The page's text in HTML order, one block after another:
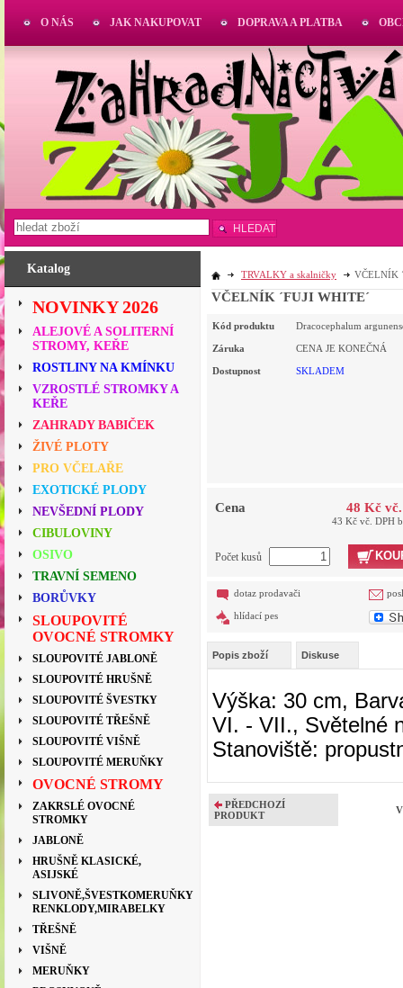
Katalog
NOVINKY 2026
ALEJOVÉ A SOLITERNÍ
STROMY, KEŘE
ROSTLINY NA KMÍNKU
VZROSTLÉ STROMKY A
KEŘE
ZAHRADY BABIČEK
ŽIVÉ PLOTY
PRO VČELAŘE
EXOTICKÉ PLODY
NEVŠEDNÍ PLODY
CIBULOVINY
OSIVO
TRAVNÍ SEMENO
BORŮVKY
SLOUPOVITÉ
OVOCNÉ STROMKY
SLOUPOVITÉ JABLONĚ
SLOUPOVITÉ HRUŠNĚ
SLOUPOVITÉ ŠVESTKY
SLOUPOVITÉ TŘEŠNĚ
SLOUPOVITÉ VIŠNĚ
SLOUPOVITÉ MERUŇKY
OVOCNÉ STROMY
ZAKRSLÉ OVOCNÉ
STROMKY
JABLONĚ
HRUŠNĚ KLASICKÉ,
ASIJSKÉ
SLIVONĚ,ŠVESTKOMERUŇKY
RENKLODY,MIRABELKY
TŘEŠNĚ
VIŠNĚ
MERUŇKY
TRVALKY a skalničky VČELNÍK
VČELNÍK ´FUJI WHITE´
Kód produktu Dracocephalum
Záruka CENA JE KONEČNÁ
Dostupnost SKLADEM
Cena 48 Kč
43 Kč vč. DPH
Počet kusů
dotaz prodavači
hlídací pes
Popis zboží Diskuse
Výška: 30 cm,
VI. - VII., Světelné
Stanoviště:
PŘEDCHOZÍ
PRODUKT
O NÁS JAK NAKUPOVAT DOPRAVA A PLATBA
HLEDAT